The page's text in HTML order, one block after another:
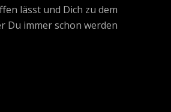
lässt und Dich zu dem
Du immer schon werden